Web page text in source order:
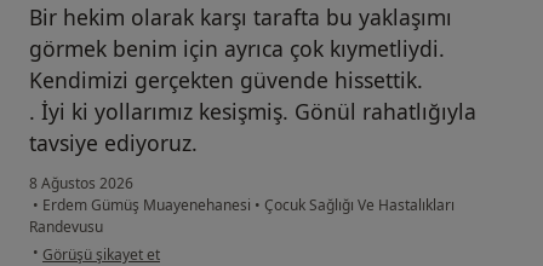
Bir hekim olarak karşı tarafta bu yaklaşımı
görmek benim için ayrıca çok kıymetliydi.
Kendimizi gerçekten güvende hissettik.
. İyi ki yollarımız kesişmiş. Gönül rahatlığıyla
tavsiye ediyoruz.
8 Ağustos 2026
• Erdem Gümüş Muayenehanesi • Çocuk Sağlığı Ve Hastalıkları
Randevusu
• kullanıcının görüşüne göre s.....
Görüşü şikayet et